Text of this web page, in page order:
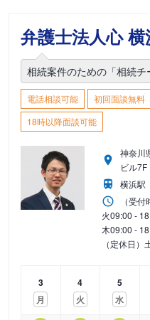
弁護士法人心
相続案件のための「相続チ
電話相談可能 初回面談無料
18時以降面談可能
神奈川
ビル7F
横浜駅
（受付
火09:00 -
木09:00 -
（定休日）
3
月
4
火
5
水